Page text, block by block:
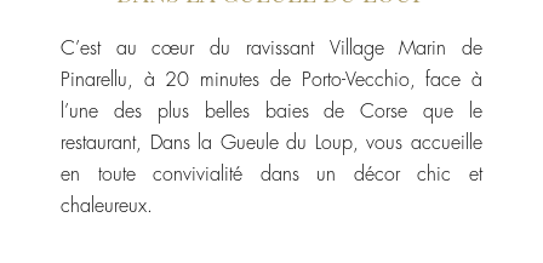
C’est au cœur du ravissant Village Marin de
Pinarellu, à 20 minutes de Porto-Vecchio, face à
l’une des plus belles baies de Corse que le
restaurant, Dans la Gueule du Loup, vous accueille
en toute convivialité dans un décor chic et
chaleureux.